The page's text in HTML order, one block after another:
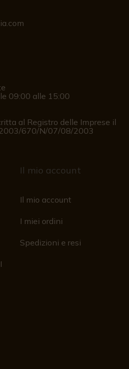
09:00 alle 15:00
al Registro delle Imprese il
670/N/07/08/2003
Il mio account
Il mio account
I miei ordini
Spedizioni e resi